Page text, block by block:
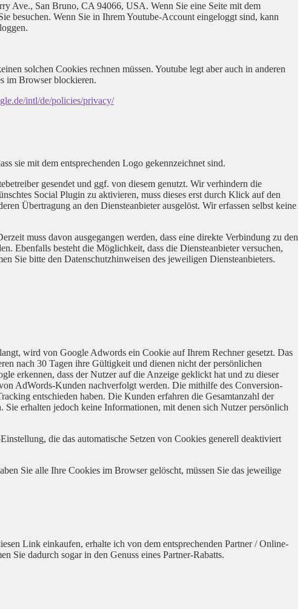
Ave., San Bruno, CA 94066, USA. Wenn Sie eine Seite mit dem
besuchen. Wenn Sie in Ihrem Youtube-Account eingeloggt sind, kann
solchen Cookies rechnen müssen. Youtube legt aber auch in anderen
im Browser blockieren.
intl/de/policies/privacy/
sie mit dem entsprechenden Logo gekennzeichnet sind.
gesendet und ggf. von diesem genutzt. Wir verhindern die
Social Plugin zu aktivieren, muss dieses erst durch Klick auf den
Übertragung an den Diensteanbieter ausgelöst. Wir erfassen selbst keine
muss davon ausgegangen werden, dass eine direkte Verbindung zu den
Ebenfalls besteht die Möglichkeit, dass die Diensteanbieter versuchen,
Sie bitte den Datenschutzhinweisen des jeweiligen Diensteanbieters.
wird von Google Adwords ein Cookie auf Ihrem Rechner gesetzt. Das
nach 30 Tagen ihre Gültigkeit und dienen nicht der persönlichen
erkennen, dass der Nutzer auf die Anzeige geklickt hat und zu dieser
AdWords-Kunden nachverfolgt werden. Die mithilfe des Conversion-
entschieden haben. Die Kunden erfahren die Gesamtanzahl der
erhalten jedoch keine Informationen, mit denen sich Nutzer persönlich
die das automatische Setzen von Cookies generell deaktiviert
Sie alle Ihre Cookies im Browser gelöscht, müssen Sie das jeweilige
Link einkaufen, erhalte ich von dem entsprechenden Partner / Online-
Sie dadurch sogar in den Genuss eines Partner-Rabatts.